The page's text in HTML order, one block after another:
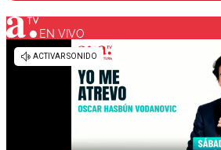
Los comentarios son moderados
diálogo
EN VIVO